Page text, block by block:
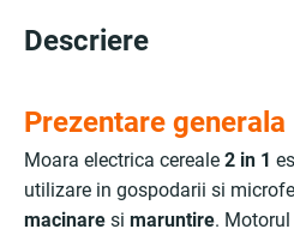
Descriere
Prezentare generala
Moara electrica cereale 2 in 1
utilizare in gospodarii si
macinare si maruntire. Motorul